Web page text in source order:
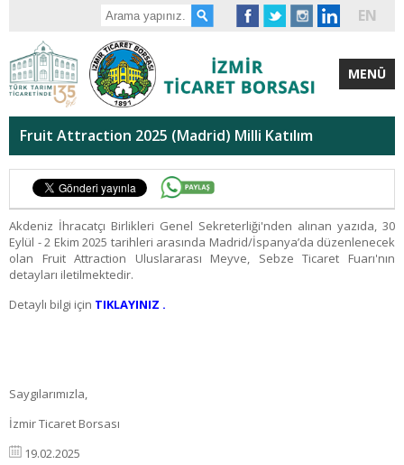
EN
MENÜ
Fruit Attraction 2025 (Madrid) Milli Katılım
Akdeniz İhracatçı Birlikleri Genel Sekreterliği'nden alınan yazıda, 30
Eylül - 2 Ekim 2025 tarihleri arasında Madrid/İspanya’da düzenlenecek
olan Fruit Attraction Uluslararası Meyve, Sebze Ticaret Fuarı'nın
detayları iletilmektedir.
Detaylı bilgi için TIKLAYINIZ .
Saygılarımızla,
İzmir Ticaret Borsası
19.02.2025